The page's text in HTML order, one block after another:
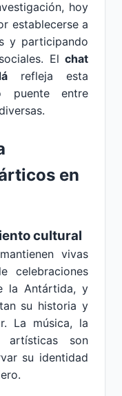
hoy
establecerse a
y participando
El chat
refleja esta
puente entre
en
cultural
vivas
celebraciones
la Antártida, y
su historia y
La música, la
artísticas son
su identidad